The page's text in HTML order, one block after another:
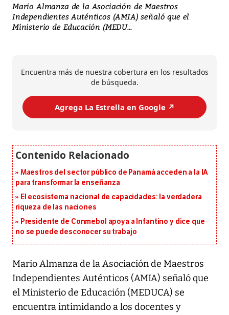
Mario Almanza de la Asociación de Maestros
Independientes Auténticos (AMIA) señaló que el
Ministerio de Educación (MEDU...
Encuentra más de nuestra cobertura en los resultados
de búsqueda.
Agrega La Estrella en Google ↗️
Maestros del sector público de Panamá acceden a la IA
para transformar la enseñanza
El ecosistema nacional de capacidades: la verdadera
riqueza de las naciones
Presidente de Conmebol apoya a Infantino y dice que
no se puede desconocer su trabajo
Mario Almanza de la Asociación de Maestros
Independientes Auténticos (AMIA) señaló que
el Ministerio de Educación (MEDUCA) se
encuentra intimidando a los docentes y